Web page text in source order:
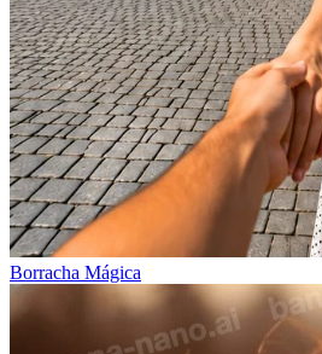
Borracha Mágica